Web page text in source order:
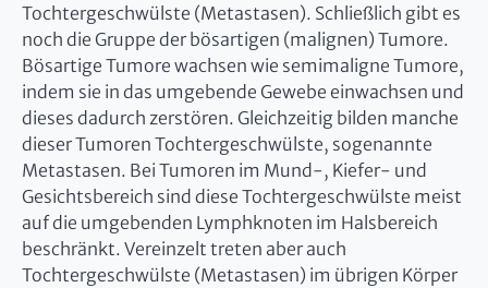
Tochtergeschwülste (Metastasen). Schließlich gibt es
noch die Gruppe der bösartigen (malignen) Tumore.
Bösartige Tumore wachsen wie semimaligne Tumore,
indem sie in das umgebende Gewebe einwachsen und
dieses dadurch zerstören. Gleichzeitig bilden manche
dieser Tumoren Tochtergeschwülste, sogenannte
Metastasen. Bei Tumoren im Mund-, Kiefer- und
Gesichtsbereich sind diese Tochtergeschwülste meist
auf die umgebenden Lymphknoten im Halsbereich
beschränkt. Vereinzelt treten aber auch
Tochtergeschwülste (Metastasen) im übrigen Körper